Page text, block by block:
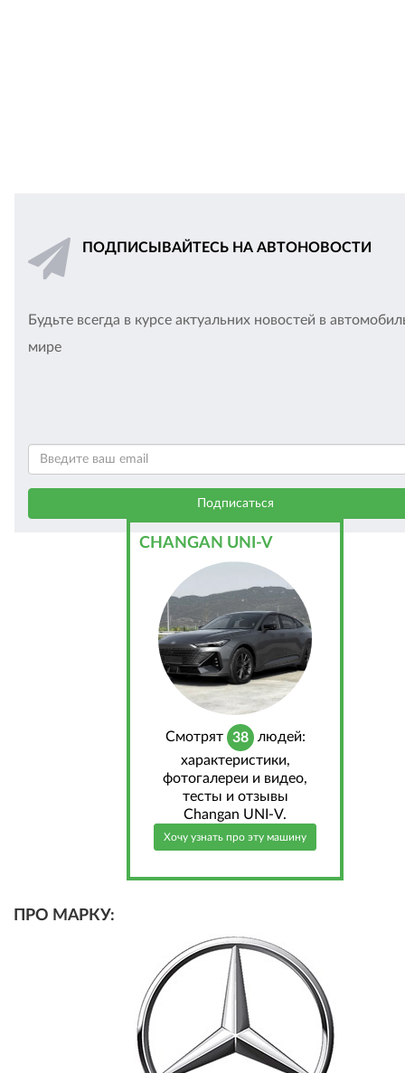
ПОДПИСЫВАЙТЕСЬ НА АВТОНОВОСТИ
Будьте всегда в курсе актуальних новостей в
мире
CHANGAN UNI-V
Cмотрят 38 людей:
характеристики,
фотогалереи и видео,
тесты и отзывы
Changan UNI-V.
Хочу узнать про эту машину
ПРО МАРКУ: